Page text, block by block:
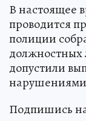
В настоящее
проводится
полиции
должностных
допустили
Подпишись